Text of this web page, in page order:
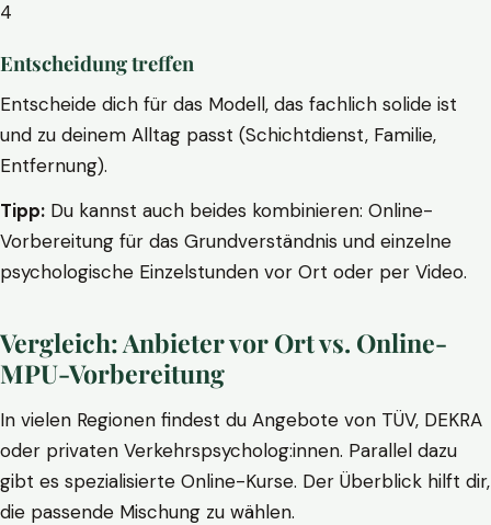
4
Entscheidung treffen
Entscheide dich für das Modell, das fachlich solide ist
und zu deinem Alltag passt (Schichtdienst, Familie,
Entfernung).
Tipp: Du kannst auch beides kombinieren: Online-
Vorbereitung für das Grundverständnis und einzelne
psychologische Einzelstunden vor Ort oder per Video.
Vergleich: Anbieter vor Ort vs. Online-
MPU-Vorbereitung
In vielen Regionen findest du Angebote von TÜV, DEKRA
oder privaten Verkehrspsycholog:innen. Parallel dazu
gibt es spezialisierte Online-Kurse. Der Überblick hilft dir,
die passende Mischung zu wählen.